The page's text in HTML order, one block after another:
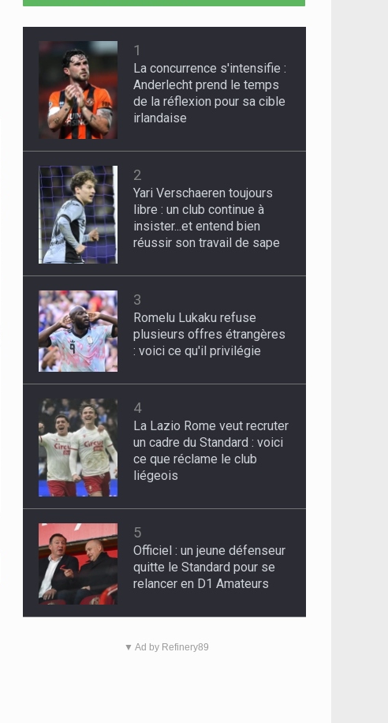
1
La concurrence s'intensifie :
Anderlecht prend le temps
de la réflexion pour sa cible
irlandaise
2
Yari Verschaeren toujours
libre : un club continue à
insister...et entend bien
réussir son travail de sape
3
Romelu Lukaku refuse
plusieurs offres étrangères
: voici ce qu'il privilégie
4
La Lazio Rome veut recruter
un cadre du Standard : voici
ce que réclame le club
liégeois
5
Officiel : un jeune défenseur
quitte le Standard pour se
relancer en D1 Amateurs
▼ Ad by Refinery89